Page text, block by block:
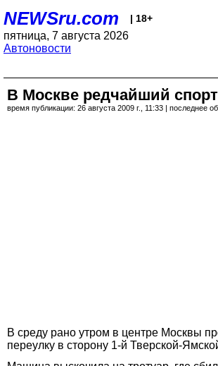
NEWSru.com | 18+
пятница, 7 августа 2026
Автоновости
В Москве редчайший
время публикации: 26 августа 2009 г., 11:33 | последнее
В среду рано утром в центре Москвы
переулку в сторону 1-й Тверской-